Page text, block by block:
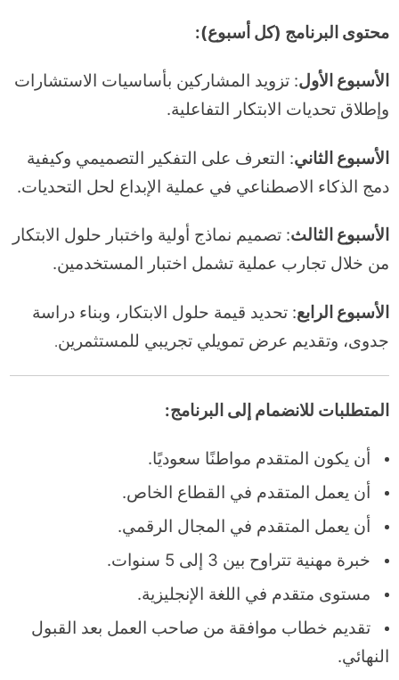
محتوى البرنامج (كل أسبوع):
الأسبوع الأول: تزويد المشاركين بأساسيات الاستشارات
وإطلاق تحديات الابتكار التفاعلية.
الأسبوع الثاني: التعرف على التفكير التصميمي وكيفية
دمج الذكاء الاصطناعي في عملية الإبداع لحل التحديات.
الأسبوع الثالث: تصميم نماذج أولية واختبار حلول الابتكار
من خلال تجارب عملية تشمل اختبار المستخدمين.
الأسبوع الرابع: تحديد قيمة حلول الابتكار، وبناء دراسة
جدوى، وتقديم عرض تمويلي تجريبي للمستثمرين.
المتطلبات للانضمام إلى البرنامج:
أن يكون المتقدم مواطنًا سعوديًا.
أن يعمل المتقدم في القطاع الخاص.
أن يعمل المتقدم في المجال الرقمي.
خبرة مهنية تتراوح بين 3 إلى 5 سنوات.
مستوى متقدم في اللغة الإنجليزية.
تقديم خطاب موافقة من صاحب العمل بعد القبول
النهائي.